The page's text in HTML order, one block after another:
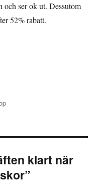
och ser ok ut. Dessutom
52% rabatt.
klart när